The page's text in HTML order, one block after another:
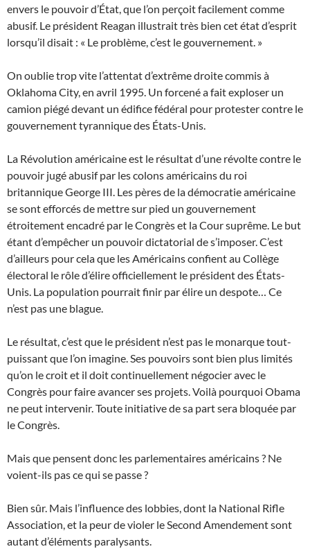
envers le pouvoir d’État, que l’on perçoit facilement comme
abusif. Le président Reagan illustrait très bien cet état d’esprit
lorsqu’il disait : « Le problème, c’est le gouvernement. »
On oublie trop vite l’attentat d’extrême droite commis à
Oklahoma City, en avril 1995. Un forcené a fait exploser un
camion piégé devant un édifice fédéral pour protester contre le
gouvernement tyrannique des États-Unis.
La Révolution américaine est le résultat d’une révolte contre le
pouvoir jugé abusif par les colons américains du roi
britannique George III. Les pères de la démocratie américaine
se sont efforcés de mettre sur pied un gouvernement
étroitement encadré par le Congrès et la Cour suprême. Le but
étant d’empêcher un pouvoir dictatorial de s’imposer. C’est
d’ailleurs pour cela que les Américains confient au Collège
électoral le rôle d’élire officiellement le président des États-
Unis. La population pourrait finir par élire un despote… Ce
n’est pas une blague.
Le résultat, c’est que le président n’est pas le monarque tout-
puissant que l’on imagine. Ses pouvoirs sont bien plus limités
qu’on le croit et il doit continuellement négocier avec le
Congrès pour faire avancer ses projets. Voilà pourquoi Obama
ne peut intervenir. Toute initiative de sa part sera bloquée par
le Congrès.
Mais que pensent donc les parlementaires américains ? Ne
voient-ils pas ce qui se passe ?
Bien sûr. Mais l’influence des lobbies, dont la National Rifle
Association, et la peur de violer le Second Amendement sont
autant d’éléments paralysants.